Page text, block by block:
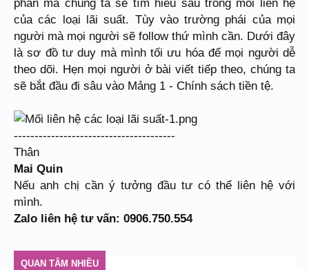
phần mà chúng ta sẽ tìm hiểu sâu trong mối liên hệ
của các loại lãi suất. Tùy vào trường phái của mọi
người mà mọi người sẽ follow thứ mình cần. Dưới đây
là sơ đồ tư duy mà mình tối ưu hóa để mọi người dễ
theo dõi. Hẹn mọi người ở bài viết tiếp theo, chúng ta
sẽ bắt đầu đi sâu vào Mảng 1 - Chính sách tiền tệ.
---------------------------------------
Thân
Mai Quin
Nếu anh chị cần ý tưởng đầu tư có thể liên hệ với
mình.
Zalo liên hệ tư vấn: 0906.750.554
QUAN TÂM NHIỀU